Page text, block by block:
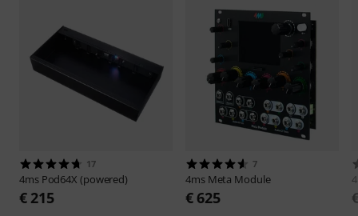
17
4ms Pod64X (powered)
€ 215
7
4ms Meta Module
€ 625